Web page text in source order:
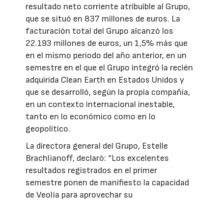
resultado neto corriente atribuible al Grupo,
que se situó en 837 millones de euros. La
facturación total del Grupo alcanzó los
22.193 millones de euros, un 1,5% más que
en el mismo periodo del año anterior, en un
semestre en el que el Grupo integró la recién
adquirida Clean Earth en Estados Unidos y
que se desarrolló, según la propia compañía,
en un contexto internacional inestable,
tanto en lo económico como en lo
geopolítico.
La directora general del Grupo, Estelle
Brachlianoff, declaró: “Los excelentes
resultados registrados en el primer
semestre ponen de manifiesto la capacidad
de Veolia para aprovechar su